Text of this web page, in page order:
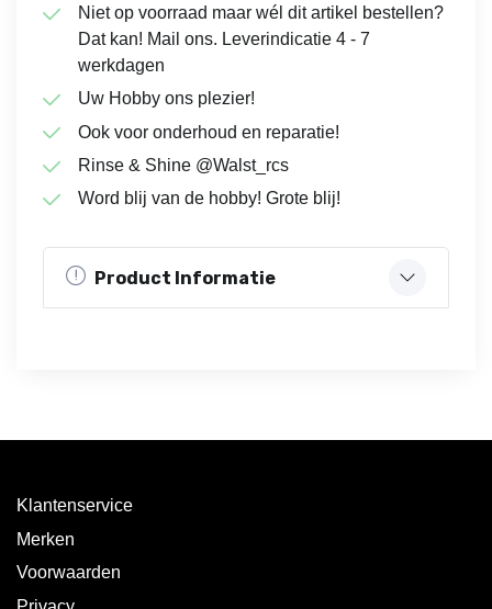
Niet op voorraad maar wél dit artikel bestellen?
Dat kan! Mail ons. Leverindicatie 4 - 7
werkdagen
Uw Hobby ons plezier!
Ook voor onderhoud en reparatie!
Rinse & Shine @Walst_rcs
Word blij van de hobby! Grote blij!
Product Informatie
Klantenservice
Merken
Voorwaarden